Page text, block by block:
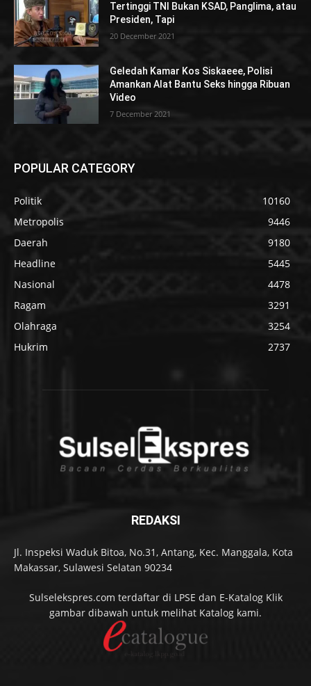
Tertinggi TNI Bukan KSAD, Panglima, atau
Presiden, Tapi
20 December 2021
Geledah Kamar Kos Siskaeee, Polisi
Amankan Alat Bantu Seks hingga Ribuan
Video
7 December 2021
POPULAR CATEGORY
Politik
10160
Metropolis
9446
Daerah
9180
Headline
5445
Nasional
4478
Ragam
3291
Olahraga
3254
Hukrim
2737
REDAKSI
Jl. Inspeksi Waduk Bitoa, No.31, Antang, Kec. Manggala, Kota
Makassar, Sulawesi Selatan 90234
Sulselekspres.com terdaftar di LPSE dan E-Katalog Klik
gambar dibawah untuk melihat Katalog kami.